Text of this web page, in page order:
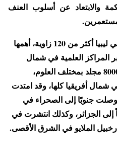
والابتعاد عن أسلوب العنف
وقد أسست الدعوة السنوسية في ليبيا أكثر من 120 زاوية، أهمها
المراكز العلمية في شمال
أفريقيا آنذاك، وبها مكتبة حوت 8000 مجلد بمختلف العلوم،
أفريقيا كلها، وقد امتدت
جنوبًا إلى الصحراء في
الجزائر، وكذلك انتشرت في
الملايو في الشرق الأقصى.